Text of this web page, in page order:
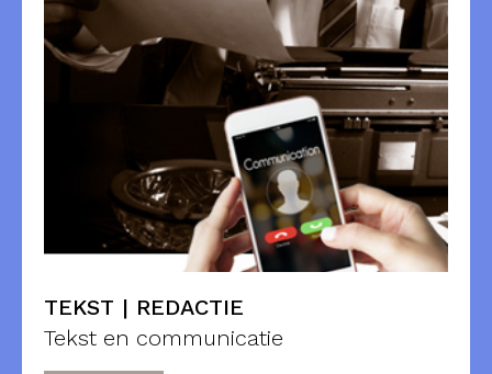
TEKST | REDACTIE
Tekst en communicatie